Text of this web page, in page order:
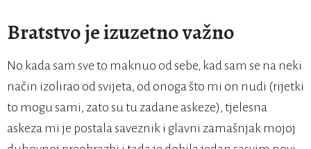
Bratstvo je izuzetno važno
No kada sam sve to maknuo od sebe, kad sam se na neki
način izolirao od svijeta, od onoga što mi on nudi (rijetki
to mogu sami, zato su tu zadane askeze), tjelesna
askeza mi je postala saveznik i glavni zamašnjak mojoj